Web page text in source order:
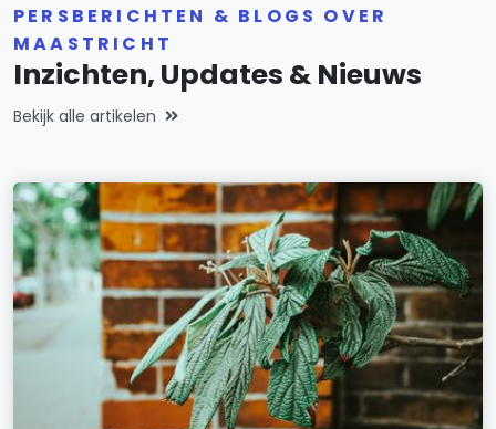
PERSBERICHTEN & BLOGS OVER
MAASTRICHT
Inzichten, Updates & Nieuws
Bekijk alle artikelen